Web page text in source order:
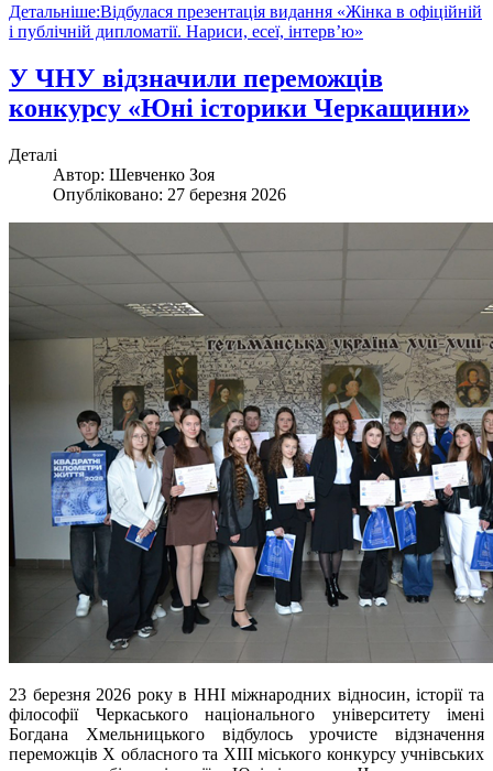
Детальніше:Відбулася презентація видання «Жінка в офіційній
і публічній дипломатії. Нариси, есеї, інтерв’ю»
У ЧНУ відзначили переможців
конкурсу «Юні історики Черкащини»
Деталі
Автор: Шевченко Зоя
Опубліковано: 27 березня 2026
23 березня 2026 року в ННІ міжнародних відносин, історії та
філософії Черкаського національного університету імені
Богдана Хмельницького відбулось урочисте відзначення
переможців Х обласного та ХІІІ міського конкурсу учнівських